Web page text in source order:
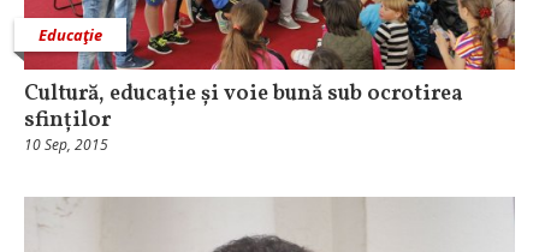
Educaţie
Cultură, educație și voie bună sub ocrotirea
sfinților
10 Sep, 2015